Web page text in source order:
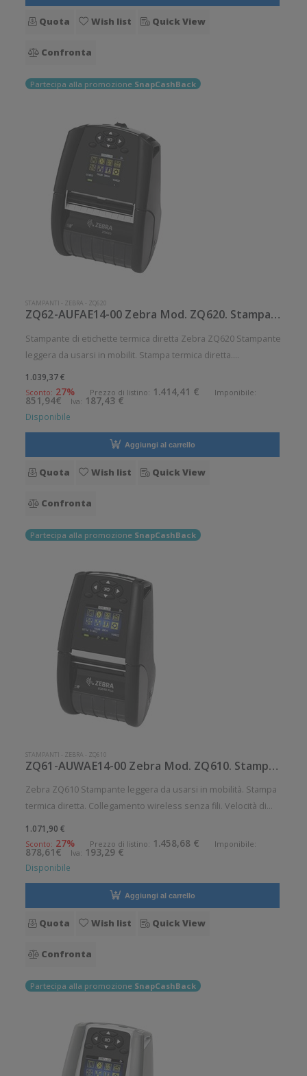
Quota Wish list Quick View
Confronta
Partecipa alla promozione SnapCashBack
STAMPANTI - ZEBRA - ZQ620
ZQ62-AUFAE14-00 Zebra Mod. ZQ620. Stampante di etichette.
Stampante di etichette termica diretta Zebra ZQ620 Stampante
leggera da usarsi in mobilit. Stampa termica diretta.
Collegamento wireless senza fili. Velocit di stampa: 115
mm/sec Risoluzione di stampa: 8 dot/mm Wireless: Presente
Supporto di s
1.039,37 €
Sconto: 27% Prezzo di listino: 1.414,41 € Imponibile:
851,94€ Iva: 187,43 €
Disponibile
Aggiungi al carrello
Quota Wish list Quick View
Confronta
Partecipa alla promozione SnapCashBack
STAMPANTI - ZEBRA - ZQ610
ZQ61-AUWAE14-00 Zebra Mod. ZQ610. Stampante di etichette.
Zebra ZQ610 Stampante leggera da usarsi in mobilità. Stampa
termica diretta. Collegamento wireless senza fili. Velocità di
Wireless: Presente Supporto di stampa: Etichette, Ricevute
Connettiv
1.071,90 €
Sconto: 27% Prezzo di listino: 1.458,68 € Imponibile:
878,61€ Iva: 193,29 €
Disponibile
Aggiungi al carrello
Quota Wish list Quick View
Confronta
Partecipa alla promozione SnapCashBack